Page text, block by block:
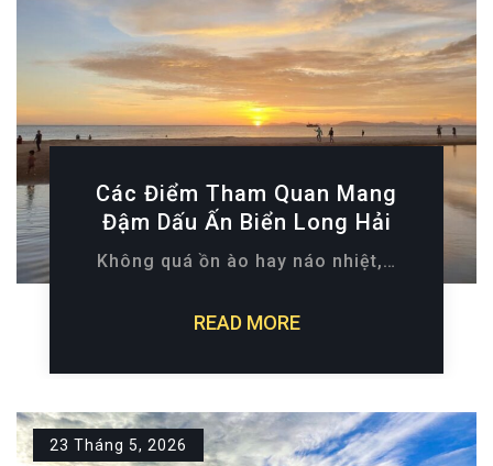
Các Điểm Tham Quan Mang
Đậm Dấu Ấn Biển Long Hải
Không quá ồn ào hay náo nhiệt,…
READ MORE
23 Tháng 5, 2026